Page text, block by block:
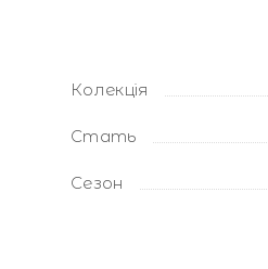
Колекція
Стать
Сезон